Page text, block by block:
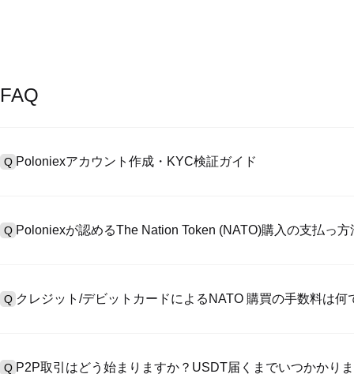
FAQ
Q Poloniexアカウント作成・KYC検証ガイド
>「安全性」へ有効ID証明をアップし、自撮りしてKYC検証を完成
Q Poloniexが認めるThe Nation Token (NATO)購入の支払っ
入金）（プロセス1～3営業日かかる）;4）$100,000超えた大額売
Q クレジット/デビットカードによるNATO 購買の手数料は何
物取引手数料（0.05%まで低く）が必要です。
Q P2P取引はどう始まりますか？USDT届くまでいつかかり